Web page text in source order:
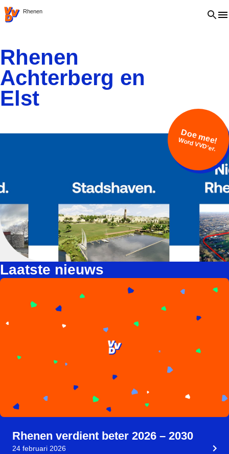
VVD.nlRhenen Open
Rhenen
Achterberg en
Elst
Doe mee!
Word VVD'er.
Laatste nieuws
Rhenen verdient beter 2026 – 2030
24 februari 2026